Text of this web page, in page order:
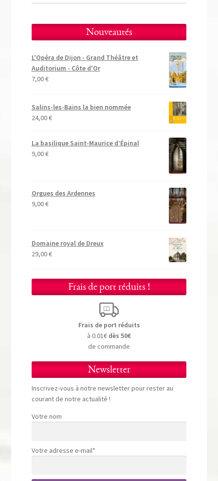
Nouveautés
L'Opéra de Dijon - Grand Théâtre et
Auditorium - Côte d'Or
7,00€
Salins-les-Bains la bien nommée
24,00€
La basilique Saint-Maurice d’Épinal
9,00€
Orgues des Ardennes
9,00€
Domaine royal de Dreux
29,00€
Frais de port réduits !
Frais de port réduits
à 0.01€ dès 50€
de commande
Newsletter
Inscrivez-vous à notre newsletter pour rester au
courant de notre actualité !
Votre nom
Votre adresse e-mail*